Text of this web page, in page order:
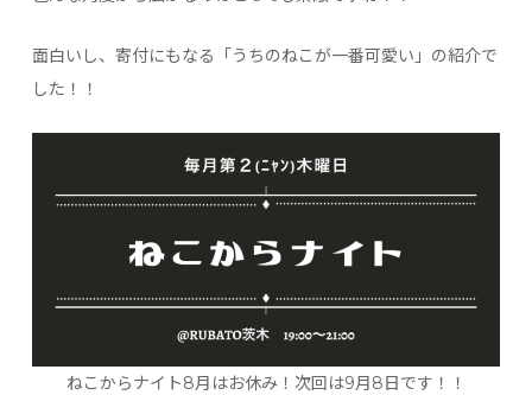
面白いし、寄付にもなる「うちのねこが一番可愛い」の紹介で
した！！
ねこからナイト8月はお休み！次回は9月8日です！！